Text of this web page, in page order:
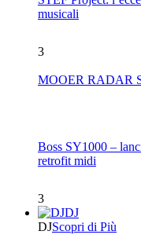
musicali
3
Boss SY1000 –
retrofit midi
3
DJ
DJScopri di Più